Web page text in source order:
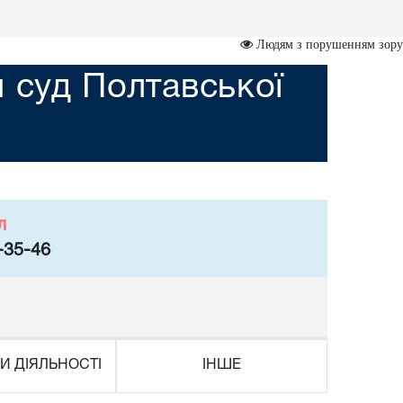
Людям з порушенням зору
Полтавської
35-46
ДІЯЛЬНОСТІ ІНШЕ